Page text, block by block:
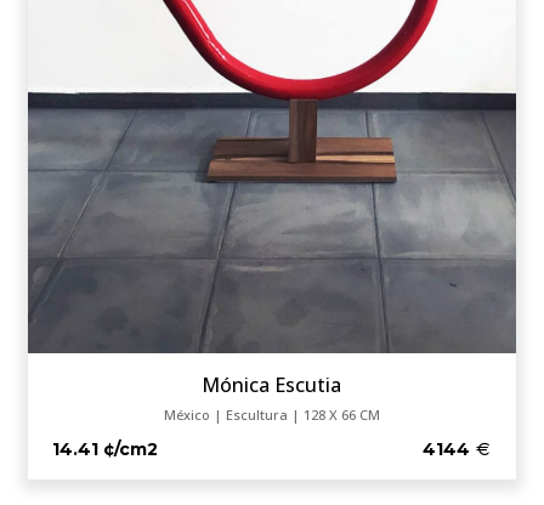
Mónica Escutia
México | Escultura | 128 X 66 CM
14.41 ¢/cm2 4144